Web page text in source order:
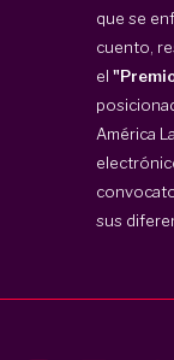
que se
cuento,
el
América
sus